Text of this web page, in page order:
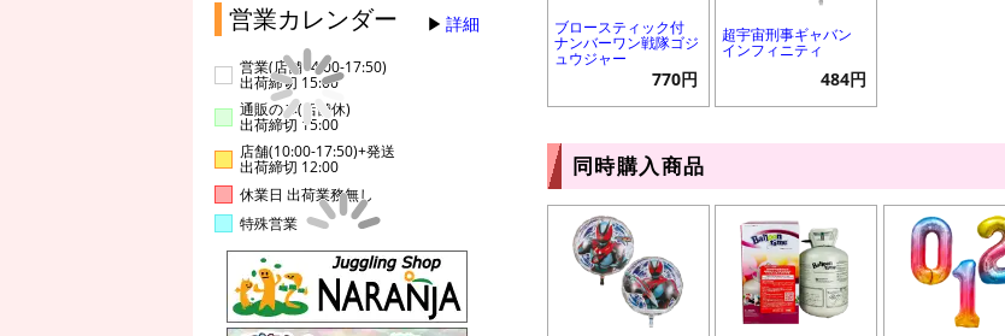
営業カレンダー 詳細
営業(店舗14:00-17:50)
出荷締切 15:00
通販のみ(店舗休)
出荷締切 15:00
店舗(10:00-17:50)+発送
出荷締切 12:00
休業日 出荷業務無し
特殊営業
ブロースティック付
ナンバーワン戦隊ゴジ
ュウジャー
770円
超宇宙刑事ギャバン
インフィニティ
484円
同時購入商品